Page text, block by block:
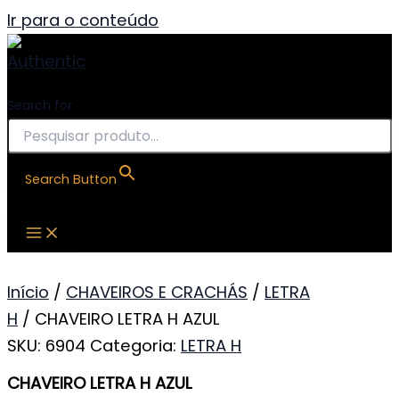
Ir para o conteúdo
Search for:
Search Button
Início / CHAVEIROS E CRACHÁS / LETRA
H / CHAVEIRO LETRA H AZUL
SKU: 6904 Categoria: LETRA H
CHAVEIRO LETRA H AZUL